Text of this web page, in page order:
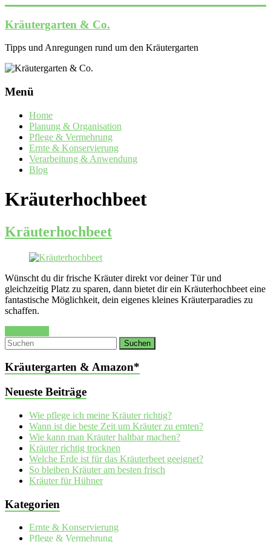
Inhalt
springen
Kräutergarten & Co.
Tipps und Anregungen rund um den Kräutergarten
Menü
Home
Planung & Organisation
Pflege & Vermehrung
Ernte & Konservierung
Verarbeitung & Anwendung
Blog
Kräuterhochbeet
Kräuterhochbeet
Wünscht du dir frische Kräuter direkt vor deiner Tür und
gleichzeitig Platz zu sparen, dann bietet dir ein Kräuterhochbeet eine
fantastische Möglichkeit, dein eigenes kleines Kräuterparadies zu
schaffen.
Kräutergarten & Amazon*
Neueste Beiträge
Wie pflege ich meine Kräuter richtig?
Wann ist die beste Zeit um Kräuter zu ernten?
Wie kann man Kräuter haltbar machen?
Kräuter richtig trocknen
Welche Erde ist für das Kräuterbeet geeignet?
So bleiben Kräuter am besten frisch
Kräuter für Hühner
Kategorien
Ernte & Konservierung
Pflege & Vermehrung